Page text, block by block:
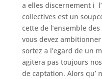
a elles discernement i
collectives est un
cette de l’ensemble
vous devez
sortez a l’egard de un
agitera pas toujours
de captation. Alors qu’